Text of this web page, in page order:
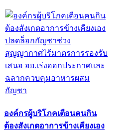
องค์กรผู้บริโภคเตือนคนกิน
ต้องสังเกตอาการข้างเคียงเอง